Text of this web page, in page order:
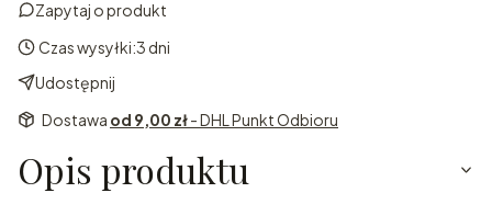
Zapytaj o produkt
Czas wysyłki:3 dni
Udostępnij
Dostawa od 9,00 zł- DHL Punkt Odbioru
Opis produktu